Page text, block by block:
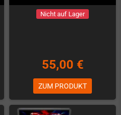
Nicht auf Lager
55,00 €
ZUM PRODUKT